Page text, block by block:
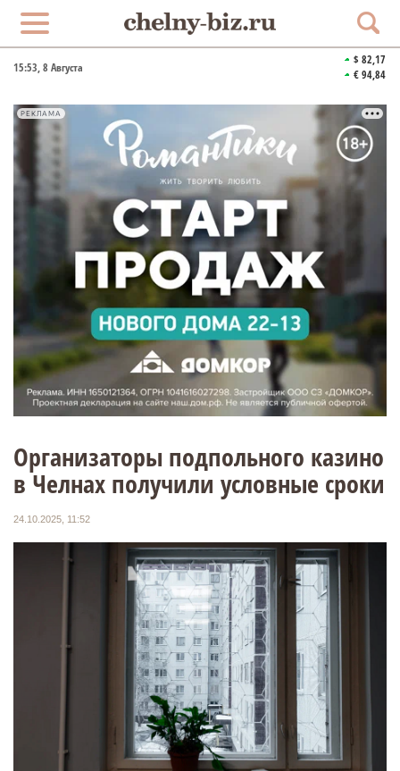
15:53, 8 Августа
$ 82,17
€ 94,84
РЕКЛАМА
Организаторы подпольного казино
в Челнах получили условные сроки
24.10.2025, 11:52